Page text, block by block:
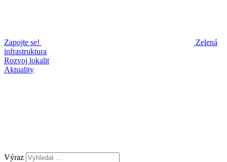
Zapojte se!
Zelená
infrastruktura
Rozvoj lokalit
Aktuality
Výraz